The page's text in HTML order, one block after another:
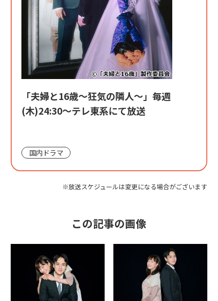
「夫婦と16歳～狂気の隣人～」毎週
(木)24:30～テレ東系にて放送
国内ドラマ
※放送スケジュールは変更になる場合がございます
この記事の画像